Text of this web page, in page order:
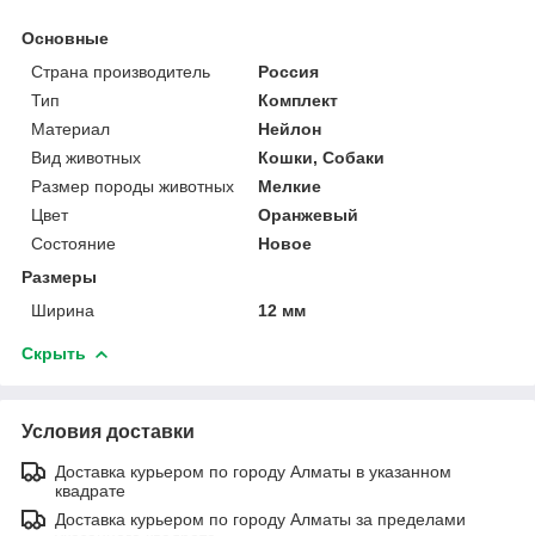
Основные
Страна производитель
Россия
Тип
Комплект
Материал
Нейлон
Вид животных
Кошки, Собаки
Размер породы животных
Мелкие
Цвет
Оранжевый
Состояние
Новое
Размеры
Ширина
12 мм
Скрыть
Условия доставки
Доставка курьером по городу Алматы в указанном
квадрате
Доставка курьером по городу Алматы за пределами